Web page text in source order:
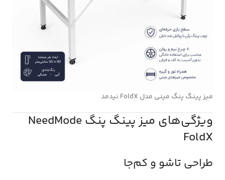
میز پینگ پنگ مینی مدل FoldX نیدمد
ویژگی‌های میز پینگ پنگ NeedMode
FoldX
طراحی تاشو و کم‌جا